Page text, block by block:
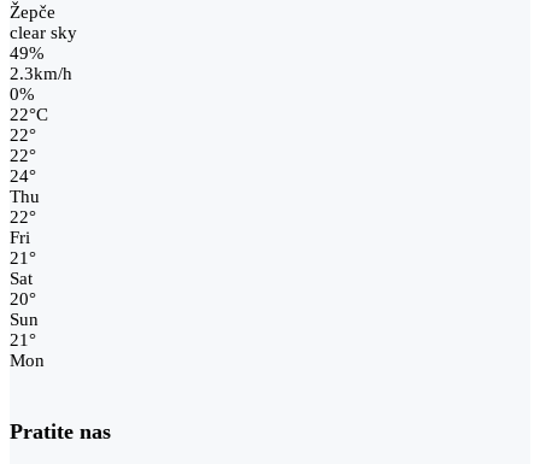
Žepče
clear sky
49%
2.3km/h
0%
22°C
22°
22°
24°
Thu
22°
Fri
21°
Sat
20°
Sun
21°
Mon
Pratite nas